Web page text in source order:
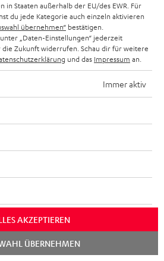
8 Wochen Rückgaberecht
Kostenloser Rückversand
Staaten außerhalb der EU/des EWR. Für
du jede Kategorie auch einzeln aktivieren
übernehmen“ bestätigen.
„Daten-Einstellungen“ jederzeit
Zukunft widerrufen. Schau dir für weitere
und das Impressum an.
Immer aktiv
AKZEPTIEREN
ÜBERNEHMEN